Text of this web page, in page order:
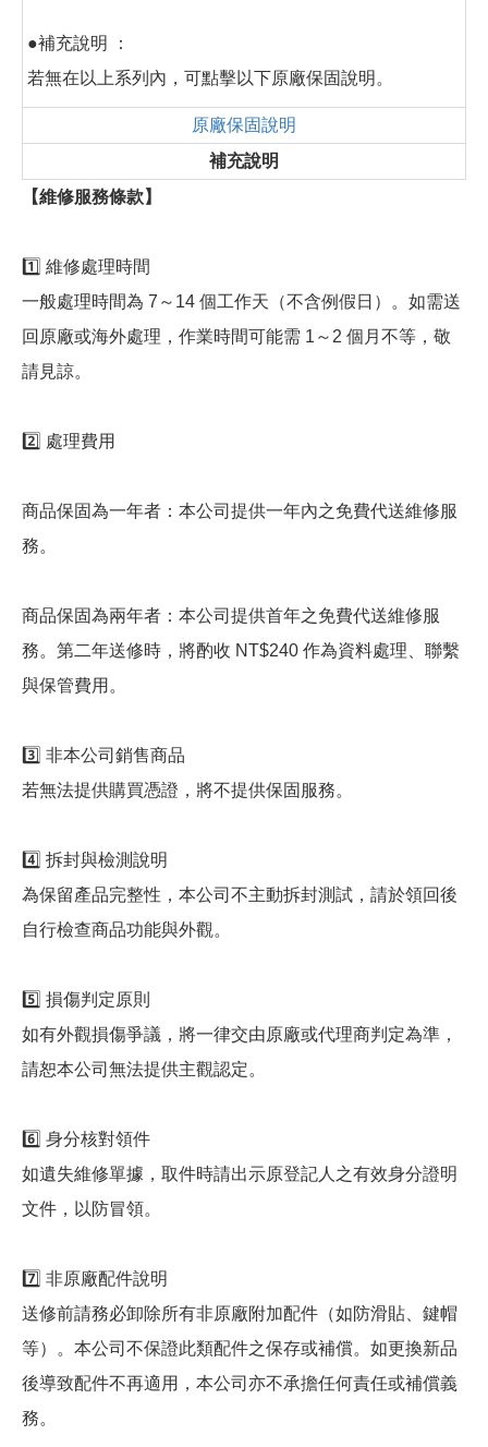
●補充說明 ：
若無在以上系列內，可點擊以下原廠保固說明。
原廠保固說明
補充說明
【維修服務條款】
1️⃣ 維修處理時間
一般處理時間為 7～14 個工作天（不含例假日）。如需送
回原廠或海外處理，作業時間可能需 1～2 個月不等，敬
請見諒。
2️⃣ 處理費用
商品保固為一年者：本公司提供一年內之免費代送維修服
務。
商品保固為兩年者：本公司提供首年之免費代送維修服
務。第二年送修時，將酌收 NT$240 作為資料處理、聯繫
與保管費用。
3️⃣ 非本公司銷售商品
若無法提供購買憑證，將不提供保固服務。
4️⃣ 拆封與檢測說明
為保留產品完整性，本公司不主動拆封測試，請於領回後
自行檢查商品功能與外觀。
5️⃣ 損傷判定原則
如有外觀損傷爭議，將一律交由原廠或代理商判定為準，
請恕本公司無法提供主觀認定。
6️⃣ 身分核對領件
如遺失維修單據，取件時請出示原登記人之有效身分證明
文件，以防冒領。
7️⃣ 非原廠配件說明
送修前請務必卸除所有非原廠附加配件（如防滑貼、鍵帽
等）。本公司不保證此類配件之保存或補償。如更換新品
後導致配件不再適用，本公司亦不承擔任何責任或補償義
務。